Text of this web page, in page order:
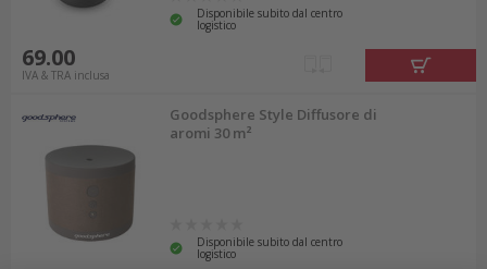
Disponibile subito dal centro
logistico
69.00
IVA & TRA inclusa
Goodsphere Style Diffusore di
aromi 30 m²
Disponibile subito dal centro
logistico